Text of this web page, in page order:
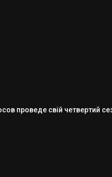
проведе свій четвертий